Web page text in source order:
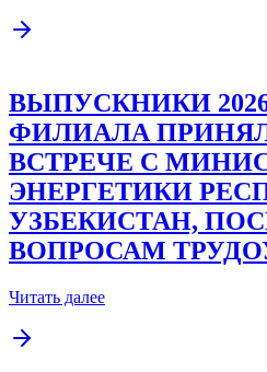
ВЫПУСКНИКИ
ФИЛИАЛА
ВСТРЕЧЕ С
ЭНЕРГЕТИКИ
УЗБЕКИСТАН,
ВОПРОСАМ
Читать далее